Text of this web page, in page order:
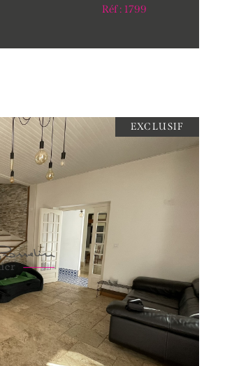
Réf : 1799
EXCLUSIF